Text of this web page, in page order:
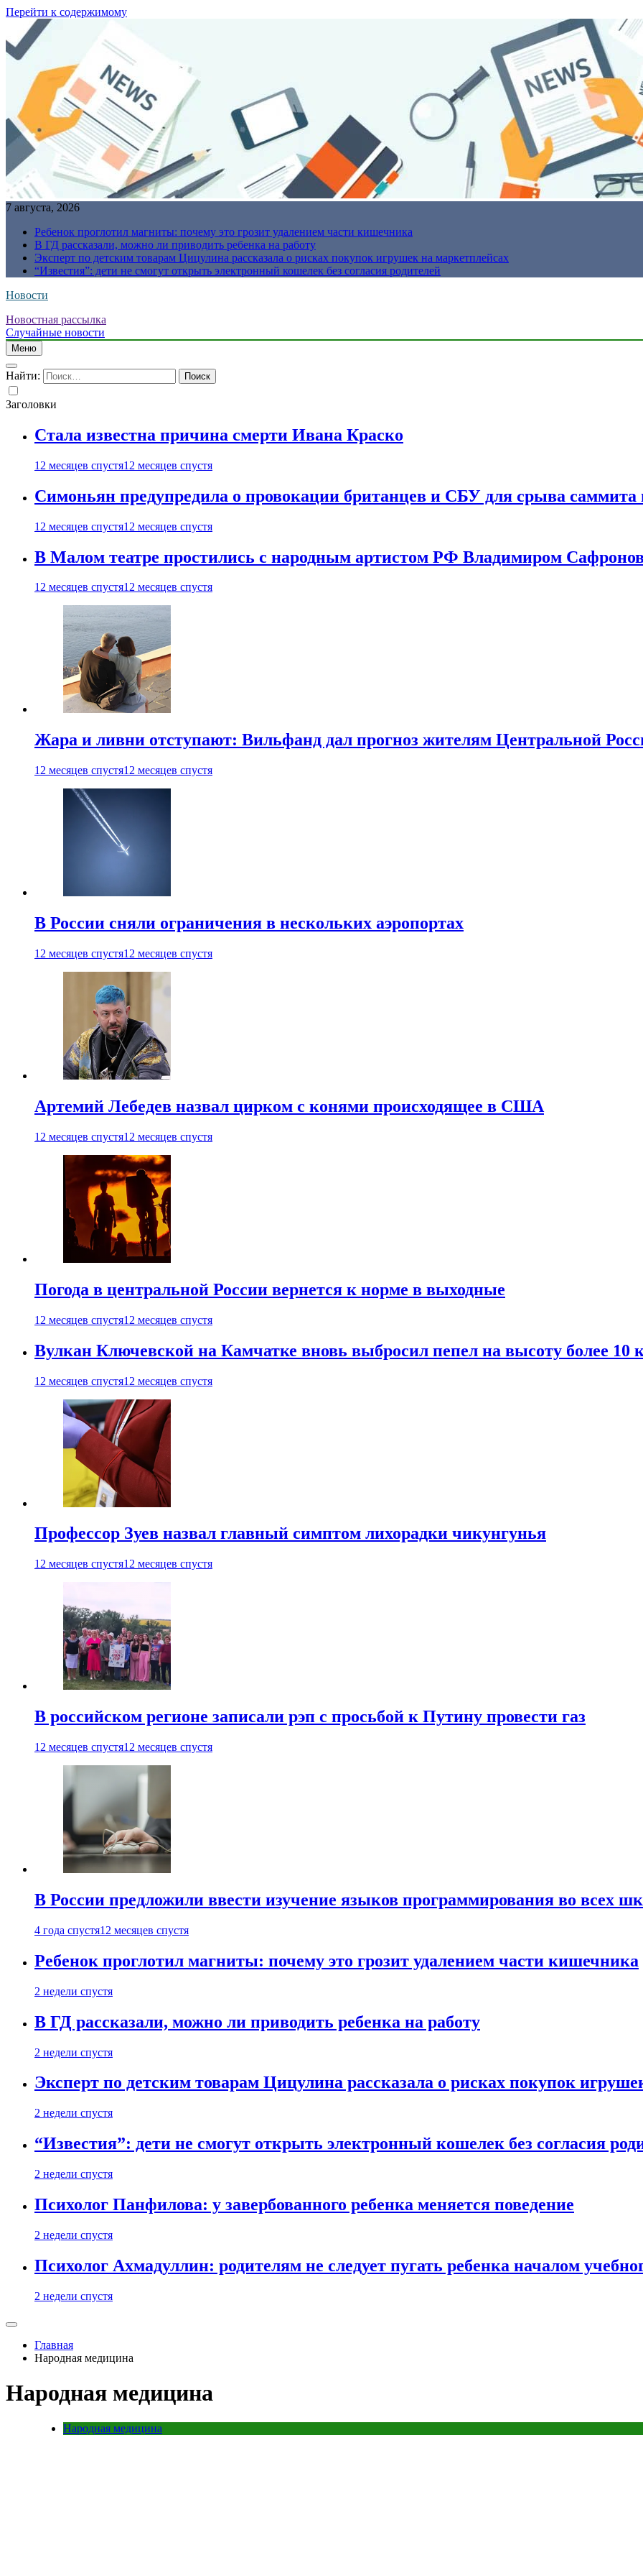
Перейти к содержимому
7 августа, 2026
Ребенок проглотил магниты: почему это грозит удалением части кишечника
В ГД рассказали, можно ли приводить ребенка на работу
Эксперт по детским товарам Цицулина рассказала о рисках покупок игрушек на маркетплейсах
“Известия”: дети не смогут открыть электронный кошелек без согласия родителей
Новости
Новостная рассылка
Случайные новости
Меню
Найти:
Заголовки
Стала известна причина смерти Ивана Краско
12 месяцев спустя12 месяцев спустя
Симоньян предупредила о провокации британцев и СБУ для срыва саммита
12 месяцев спустя12 месяцев спустя
В Малом театре простились с народным артистом РФ Владимиром
12 месяцев спустя12 месяцев спустя
Жара и ливни отступают: Вильфанд дал прогноз жителям Центральной
12 месяцев спустя12 месяцев спустя
В России сняли ограничения в нескольких аэропортах
12 месяцев спустя12 месяцев спустя
Артемий Лебедев назвал цирком с конями происходящее в США
12 месяцев спустя12 месяцев спустя
Погода в центральной России вернется к норме в выходные
12 месяцев спустя12 месяцев спустя
Вулкан Ключевской на Камчатке вновь выбросил пепел на высоту более 10
12 месяцев спустя12 месяцев спустя
Профессор Зуев назвал главный симптом лихорадки чикунгунья
12 месяцев спустя12 месяцев спустя
В российском регионе записали рэп с просьбой к Путину провести газ
12 месяцев спустя12 месяцев спустя
В России предложили ввести изучение языков программирования во всех
4 года спустя12 месяцев спустя
Ребенок проглотил магниты: почему это грозит удалением части кишечника
2 недели спустя
В ГД рассказали, можно ли приводить ребенка на работу
2 недели спустя
Эксперт по детским товарам Цицулина рассказала о рисках покупок
2 недели спустя
“Известия”: дети не смогут открыть электронный кошелек без согласия
2 недели спустя
Психолог Панфилова: у завербованного ребенка меняется поведение
2 недели спустя
Психолог Ахмадуллин: родителям не следует пугать ребенка началом
2 недели спустя
Главная
Народная медицина
Народная медицина
Народная медицина